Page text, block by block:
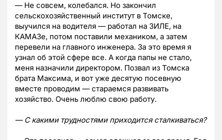
— Не совсем, колебался. Но закончил
сельскохозяйственный институт в Томске,
выучился на водителя — работал на ЗИЛЕ, на
КАМАЗе, потом поставили механиком, а затем
перевели на главного инженера. За это время я
узнал об этой сфере все. А когда папы не стало,
меня назначили директором. Позвал из Томска
брата Максима, и вот уже десятую посевную
вместе проводим — стараемся развивать
хозяйство. Очень люблю свою работу.
— С какими трудностями приходится сталкиваться?